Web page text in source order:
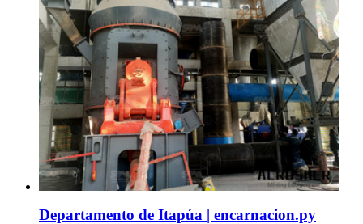
Departamento de Itapúa | encarnacion.py